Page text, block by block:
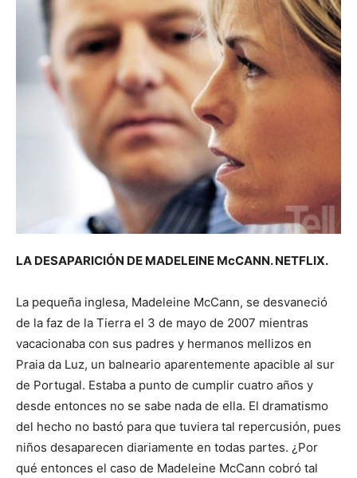
LA DESAPARICIÓN DE MADELEINE McCANN. NETFLIX.
La pequeña inglesa, Madeleine McCann, se desvaneció
de la faz de la Tierra el 3 de mayo de 2007 mientras
vacacionaba con sus padres y hermanos mellizos en
Praia da Luz, un balneario aparentemente apacible al sur
de Portugal. Estaba a punto de cumplir cuatro años y
desde entonces no se sabe nada de ella. El dramatismo
del hecho no bastó para que tuviera tal repercusión, pues
niños desaparecen diariamente en todas partes. ¿Por
qué entonces el caso de Madeleine McCann cobró tal